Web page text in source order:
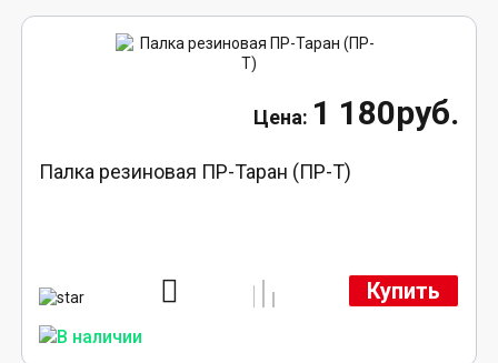
1 180руб.
Палка резиновая ПР-Таран (ПР-Т)
Купить